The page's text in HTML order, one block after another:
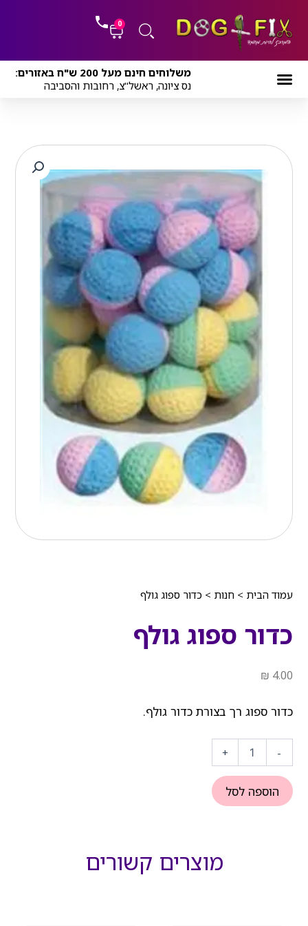
לתוכן
0
עגלת
קניות
משלוחים חינם מעל 200 ש"ח באזורים:
נס ציונה, ראשל"צ, רחובות והסביבה
עמוד הבית >חנות > כדור ספוג גולף
כדור ספוג גולף
₪ 4.00
כדור ספוג רך בצורת כדור גולף.
-
של
כדור
ספוג
גולף
+
הוספה לסל
מוצרים קשורים